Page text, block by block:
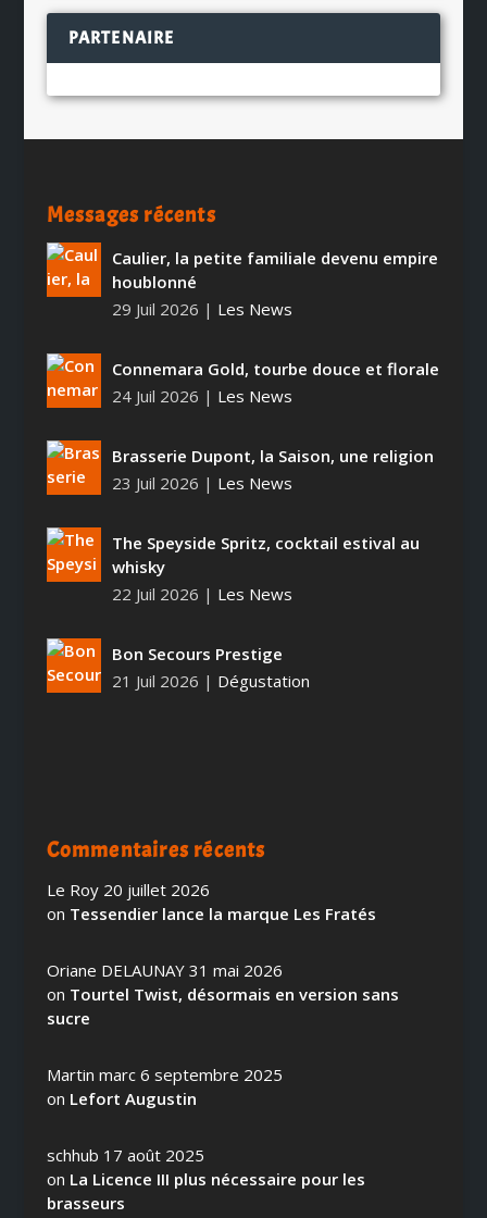
PARTENAIRE
Messages récents
Caulier, la petite familiale devenu empire
houblonné
29 Juil 2026 | Les News
Connemara Gold, tourbe douce et florale
24 Juil 2026 | Les News
Brasserie Dupont, la Saison, une religion
23 Juil 2026 | Les News
The Speyside Spritz, cocktail estival au
whisky
22 Juil 2026 | Les News
Bon Secours Prestige
21 Juil 2026 | Dégustation
Commentaires récents
Le Roy 20 juillet 2026
on Tessendier lance la marque Les Fratés
Oriane DELAUNAY 31 mai 2026
on Tourtel Twist, désormais en version sans
sucre
Martin marc 6 septembre 2025
on Lefort Augustin
schhub 17 août 2025
on La Licence III plus nécessaire pour les
brasseurs